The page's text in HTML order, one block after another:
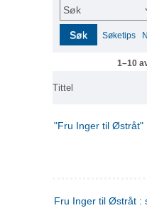
Søk
Søk Søketips
1–10
Tittel
"Fru Inger til Østråt"
Fru Inger til Østråt :